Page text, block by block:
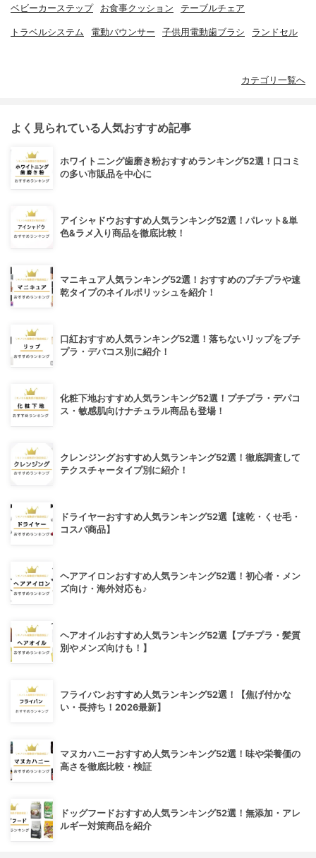
ベビーカーステップ お食事クッション テーブルチェア
トラベルシステム 電動バウンサー 子供用電動歯ブラシ ランドセル
カテゴリ一覧へ
よく見られている人気おすすめ記事
ホワイトニング歯磨き粉おすすめランキング52選！口コミ
の多い市販品を中心に
アイシャドウおすすめ人気ランキング52選！パレット&単
色&ラメ入り商品を徹底比較！
マニキュア人気ランキング52選！おすすめのプチプラや速
乾タイプのネイルポリッシュを紹介！
口紅おすすめ人気ランキング52選！落ちないリップをプチ
プラ・デパコス別に紹介！
化粧下地おすすめ人気ランキング52選！プチプラ・デパコ
ス・敏感肌向けナチュラル商品も登場！
クレンジングおすすめ人気ランキング52選！徹底調査して
テクスチャータイプ別に紹介！
ドライヤーおすすめ人気ランキング52選【速乾・くせ毛・
コスパ商品】
ヘアアイロンおすすめ人気ランキング52選！初心者・メン
ズ向け・海外対応も♪
ヘアオイルおすすめ人気ランキング52選【プチプラ・髪質
別やメンズ向けも！】
フライパンおすすめ人気ランキング52選！【焦げ付かな
い・長持ち！2026最新】
マヌカハニーおすすめ人気ランキング52選！味や栄養価の
高さを徹底比較・検証
ドッグフードおすすめ人気ランキング52選！無添加・アレ
ルギー対策商品を紹介